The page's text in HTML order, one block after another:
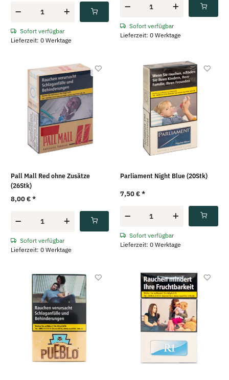
Sofort verfügbar
Lieferzeit: 0 Werktage
Sofort verfügbar
Lieferzeit: 0 Werktage
Pall Mall Red ohne Zusätze
(26Stk)
8,00 €*
Sofort verfügbar
Lieferzeit: 0 Werktage
Parliament Night Blue (20Stk)
7,50 €*
Sofort verfügbar
Lieferzeit: 0 Werktage